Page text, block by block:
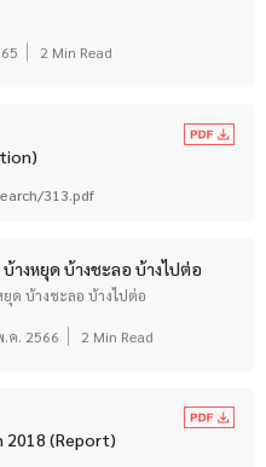
2 Min Read
313.pdf
างหยุด บ้างชะลอ บ้างไปต่อ
ด บ้างชะลอ บ้างไปต่อ
.ค. 2566 2 Min Read
2018 (Report)